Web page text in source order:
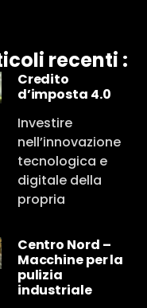
recenti :
Credito
d’imposta 4.0
Investire
nell’innovazione
tecnologica e
digitale della
propria
Centro Nord –
Macchine per la
pulizia
industriale